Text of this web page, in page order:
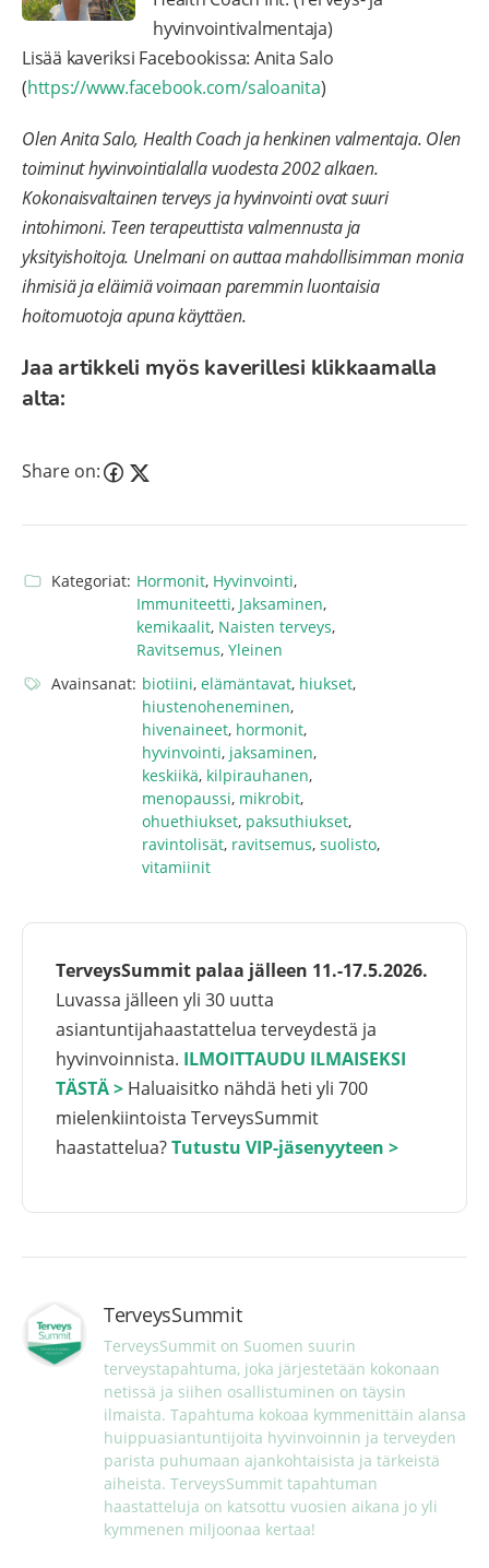
hyvinvointivalmentaja)
Lisää kaveriksi Facebookissa: Anita Salo
(https://www.facebook.com/saloanita)
Olen Anita Salo, Health Coach ja henkinen valmentaja. Olen
toiminut hyvinvointialalla vuodesta 2002 alkaen.
Kokonaisvaltainen terveys ja hyvinvointi ovat suuri
intohimoni. Teen terapeuttista valmennusta ja
yksityishoitoja. Unelmani on auttaa mahdollisimman monia
ihmisiä ja eläimiä voimaan paremmin luontaisia
hoitomuotoja apuna käyttäen.
Jaa artikkeli myös kaverillesi klikkaamalla
alta:
Share on:
Kategoriat: Hormonit, Hyvinvointi,
Immuniteetti, Jaksaminen,
kemikaalit, Naisten terveys,
Ravitsemus, Yleinen
Avainsanat: biotiini, elämäntavat, hiukset,
hiustenoheneminen,
hivenaineet, hormonit,
hyvinvointi, jaksaminen,
keskiikä, kilpirauhanen,
menopaussi, mikrobit,
ohuethiukset, paksuthiukset,
ravintolisät, ravitsemus, suolisto,
vitamiinit
TerveysSummit palaa jälleen 11.-17.5.2026.
Luvassa jälleen yli 30 uutta
asiantuntijahaastattelua terveydestä ja
hyvinvoinnista. ILMOITTAUDU ILMAISEKSI
TÄSTÄ > Haluaisitko nähdä heti yli 700
mielenkiintoista TerveysSummit
haastattelua?Tutustu VIP-jäsenyyteen >
TerveysSummit
TerveysSummit on Suomen suurin
terveystapahtuma, joka järjestetään kokonaan
netissä ja siihen osallistuminen on täysin
ilmaista. Tapahtuma kokoaa kymmenittäin alansa
huippuasiantuntijoita hyvinvoinnin ja terveyden
parista puhumaan ajankohtaisista ja tärkeistä
aiheista. TerveysSummit tapahtuman
haastatteluja on katsottu vuosien aikana jo yli
kymmenen miljoonaa kertaa!